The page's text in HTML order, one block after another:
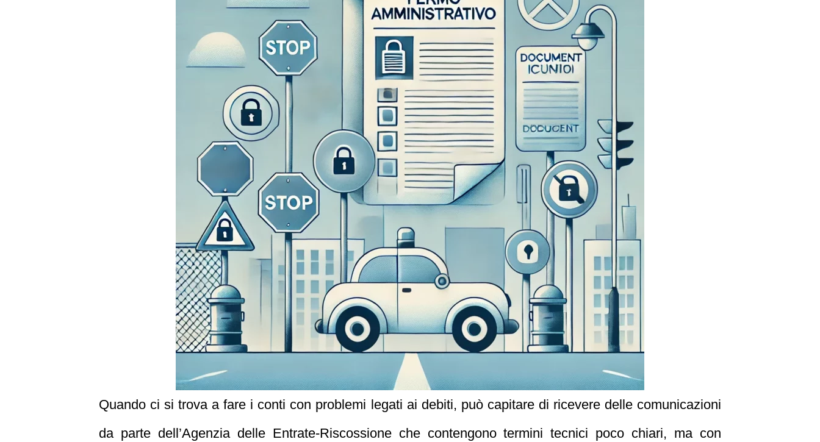
Quando ci si trova a fare i conti con problemi legati ai debiti, può capitare di ricevere delle comunicazioni
da parte dell’Agenzia delle Entrate-Riscossione che contengono termini tecnici poco chiari, ma con